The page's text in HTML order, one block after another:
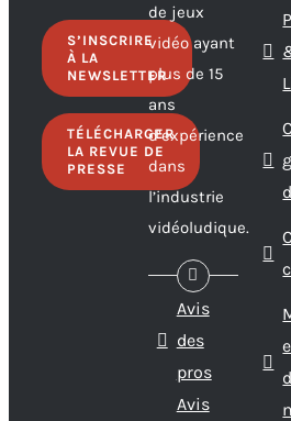
S’INSCRIRE
À LA
NEWSLETTER
TÉLÉCHARGER
LA REVUE DE
PRESSE
de jeux
vidéo ayant
plus de 15
ans
d’expérience
dans
l’industrie
vidéoludique.
Avis
des
pros
Avis